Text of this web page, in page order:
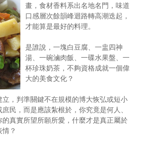
畫，食材香料系出名地名門，味道
口感層次餘韻峰迴路轉高潮迭起，
才能算是最好的料理。
是誰說，一塊白豆腐、一盅四神
湯、一碗滷肉飯、一碟水果盤、一
杯珍珠奶茶，不夠資格成就一個偉
大的美食文化？
，判準關鍵不在規模的博大恢弘或短小
民，而是應該紮根於，你究竟是何人、
真實所望所願所愛，什麼才是真正屬於
？